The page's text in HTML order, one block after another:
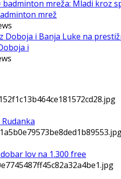
mrež
i
lov na 1.300 free